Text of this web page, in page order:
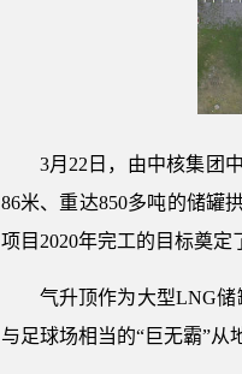
3月22日，由中核集团
86米、重达850多吨的储罐
项目2020年完工的目标奠定
气升顶作为大型LNG
与足球场相当的“巨无霸”从